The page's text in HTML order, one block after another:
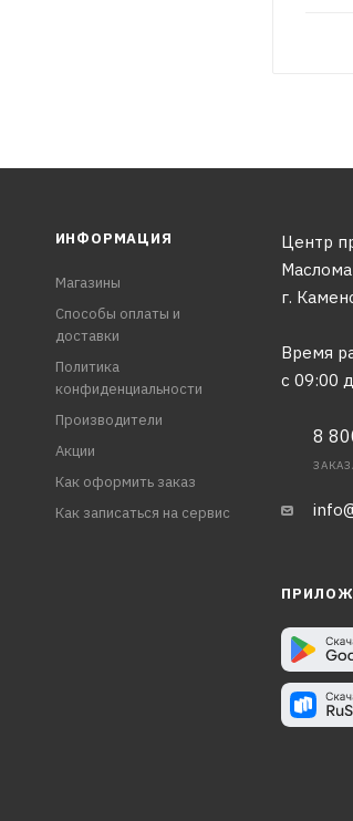
ИНФОРМАЦИЯ
Магазины
Способы оплаты и
доставки
Политика
конфиденциальности
Производители
Акции
Как оформить заказ
Как записаться на сервис
Центр
г.
Время
с 09:00
8